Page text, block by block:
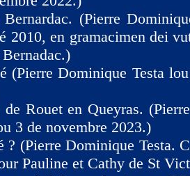
(Pierre
2010, en gramacimen dei
(Pierre Dominique Testa
de Rouet en Queyras.
3 de novembre 2023.)
? (Pierre Dominique Testa.
Pauline et Cathy de St